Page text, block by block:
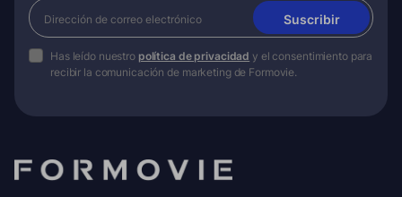
Suscribir
Has leído nuestro política de privacidad y el consentimiento para
recibir la comunicación de marketing de Formovie.